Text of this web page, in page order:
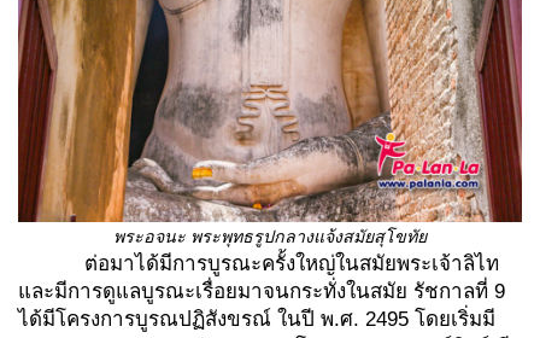
พระอจนะ พระพุทธรูปกลางแจ้งสมัยสุโขทัย
ต่อมาได้มีการบูรณะครั้งใหญ่ในสมัยพระเจ้าลิไท
และมีการดูแลบูรณะเรื่อยมาจนกระทั่งในสมัย รัชกาลที่ 9
ได้มีโครงการบูรณปฏิสังขรณ์ ในปี พ.ศ. 2495 โดยเริ่มมี